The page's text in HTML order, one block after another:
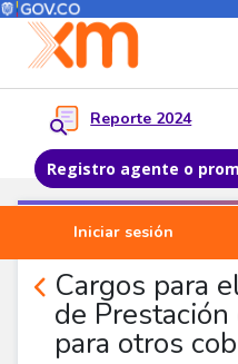
Pasar al contenido principal
Menú del Usuario
Reporte 2024
Registro agente o
Iniciar sesión
Cargos para
de
para otros
Noticias Agentes